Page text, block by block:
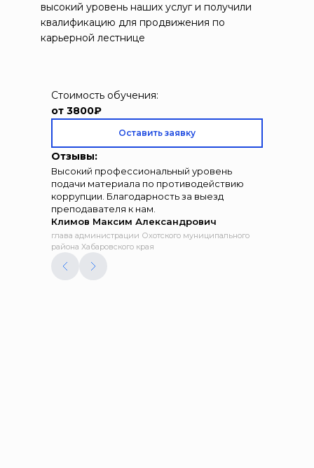
высокий уровень наших услуг и получили
квалификацию для продвижения по
карьерной лестнице
Стоимость обучения:
от 3800₽
Оставить заявку
Отзывы:
Высокий профессиональный уровень
подачи материала по противодействию
коррупции. Благодарность за выезд
преподавателя к нам.
Климов Максим Александрович
глава администрации Охотского муниципального
района Хабаровского края